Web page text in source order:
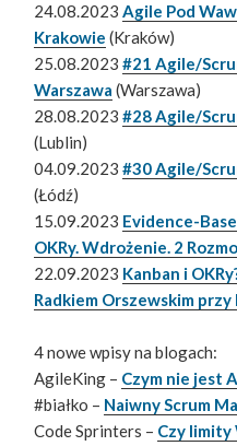
24.08.2023Agile Pod
Krakowie (Kraków)
25.08.2023#21 Agile/
Warszawa (Warszawa)
28.08.2023#28 Agile/
(Lublin)
04.09.2023#30 Agile/
(Łódź)
15.09.2023 Evidence-
OKRy. Wdrożenie. 2
22.09.2023 Kanban i
Radkiem Orszewskim przy
4 nowe wpisy na blogach:
AgileKing – Czym nie jest
#białko – Naiwny Scrum
Code Sprinters – Czy limity